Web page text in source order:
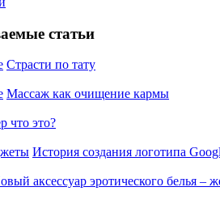
статьи
Страсти по тату
Массаж как очищение кармы
что это?
История создания логотипа
аксессуар эротического белья –